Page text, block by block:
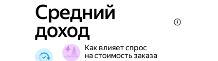
Средний
доход
Как влияет спрос
на стоимость заказа